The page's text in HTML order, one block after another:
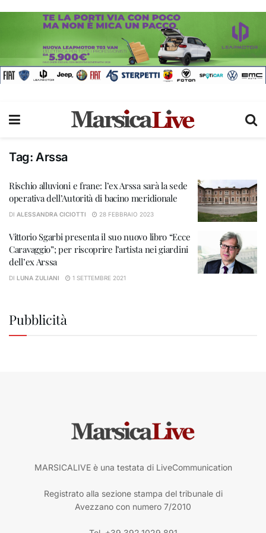
Tag: Arssa
Rischio alluvioni e frane: l’ex Arssa sarà la sede
operativa dell’Autorità di bacino meridionale
DI ALESSANDRA CICIOTTI 28 FEBBRAIO 2023
Vittorio Sgarbi presenta il suo nuovo libro “Ecce
Caravaggio”; per riscoprire l’artista nei giardini
dell’ex Arssa
DI LUNA ZULIANI 1 SETTEMBRE 2021
Pubblicità
MARSICALIVE è una testata di LiveCommunication
Registrato alla sezione stampa del tribunale di
Avezzano con numero 7/2010